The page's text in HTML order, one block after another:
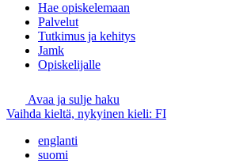
Hae opiskelemaan
Palvelut
Tutkimus ja kehitys
Jamk
Opiskelijalle
Avaa ja sulje haku
Vaihda kieltä, nykyinen kieli: FI
englanti
suomi